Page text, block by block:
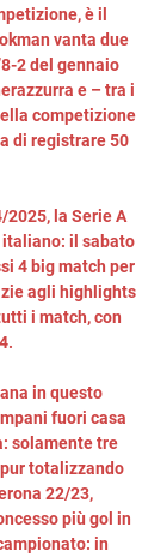
è il
vanta due
2 del gennaio
e – tra i
competizione
di registrare 50
la Serie A
italiano: il sabato
4 big match per
agli highlights
i match, con
in questo
fuori casa
solamente tre
totalizzando
22/23,
più gol in
in